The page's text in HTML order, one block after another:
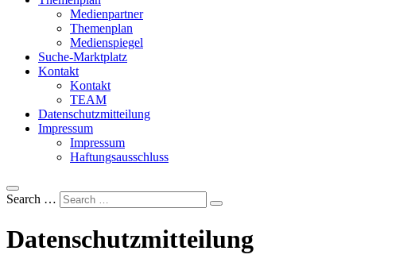
Medienpartner
Themenplan
Medienspiegel
Suche-Marktplatz
Kontakt
Kontakt
TEAM
Datenschutzmitteilung
Impressum
Impressum
Haftungsausschluss
Search …
Datenschutzmitteilung